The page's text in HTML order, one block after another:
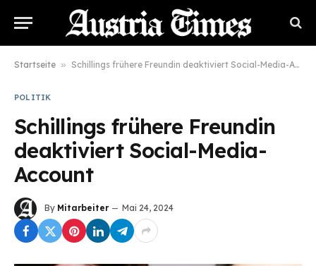
Startseite » Schillings frühere Freundin deaktiviert Social-Media-Account
POLITIK
Schillings frühere Freundin
deaktiviert Social-Media-
Account
By Mitarbeiter Mai 24, 2024